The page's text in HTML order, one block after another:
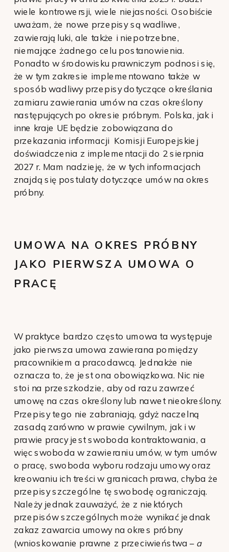
wiele kontrowersji, wiele niejasności. Osobiście
uważam, że nowe przepisy są wadliwe,
zawierają luki, ale także i niepotrzebne,
niemające żadnego celu postanowienia.
Ponadto w środowisku prawniczym podnosi się,
że w tym zakresie implementowano także w
sposób wadliwy przepisy dotyczące określania
zamiaru zawierania umów na czas określony
następujących po okresie próbnym. Polska, jak i
inne kraje UE będzie zobowiązana do
przekazania informacji Komisji Europejskiej
doświadczenia z implementacji do 2 sierpnia
2027 r. Mam nadzieję, że w tych informacjach
znajdą się postulaty dotyczące umów na okres
próbny.
UMOWA NA OKRES PRÓBNY
JAKO PIERWSZA UMOWA O
PRACĘ
W praktyce bardzo często umowa ta występuje
jako pierwsza umowa zawierana pomiędzy
pracownikiem a pracodawcą. Jednakże nie
oznacza to, że jest ona obowiązkowa. Nic nie
stoi na przeszkodzie, aby od razu zawrzeć
umowę na czas określony lub nawet nieokreślony.
Przepisy tego nie zabraniają, gdyż naczelną
zasadą zarówno w prawie cywilnym, jak i w
prawie pracy jest swoboda kontraktowania, a
więc swoboda w zawieraniu umów, w tym umów
o pracę, swoboda wyboru rodzaju umowy oraz
kreowaniu ich treści w granicach prawa, chyba że
przepisy szczególne tę swobodę ograniczają.
Należy jednak zauważyć, że z niektórych
przepisów szczególnych może wynikać jednak
zakaz zawarcia umowy na okres próbny
(wnioskowanie prawne z przeciwieństwa – a